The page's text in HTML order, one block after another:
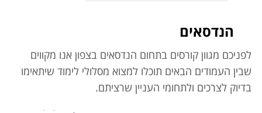
הנדסאים
לפניכם מגוון קורסים בתחום הנדסאים בצפון אנו מקווים
שבין העמודים הבאים תוכלו למצוא מסלולי לימוד שיתאימו
בדיוק לצרכים ולתחומי העניין שרציתם.